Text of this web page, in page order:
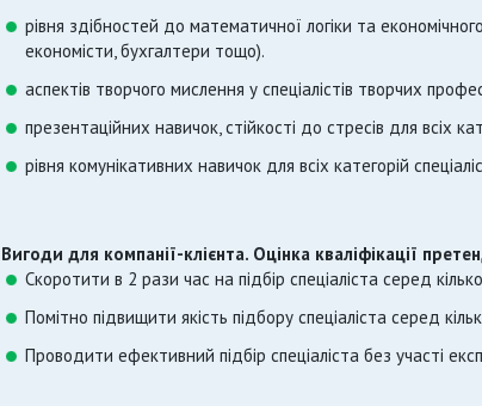
рівня здібностей до математичної логіки та
економісти, бухгалтери тощо).
аспектів творчого мислення у спеціалістів творчих
презентаційних навичок, стійкості до стресів для всіх
рівня комунікативних навичок для всіх категорій
Вигоди для компанії-клієнта. Оцінка кваліфікації
Скоротити в 2 рази час на підбір спеціаліста серед
Помітно підвищити якість підбору спеціаліста серед
Проводити ефективний підбір спеціаліста без участі